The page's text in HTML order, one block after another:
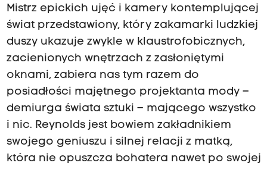
Mistrz epickich ujęć i kamery kontemplującej
świat przedstawiony, który zakamarki ludzkiej
duszy ukazuje zwykle w klaustrofobicznych,
zacienionych wnętrzach z zasłoniętymi
oknami, zabiera nas tym razem do
posiadłości majętnego projektanta mody –
demiurga świata sztuki – mającego wszystko
i nic. Reynolds jest bowiem zakładnikiem
swojego geniuszu i silnej relacji z matką,
która nie opuszcza bohatera nawet po swojej